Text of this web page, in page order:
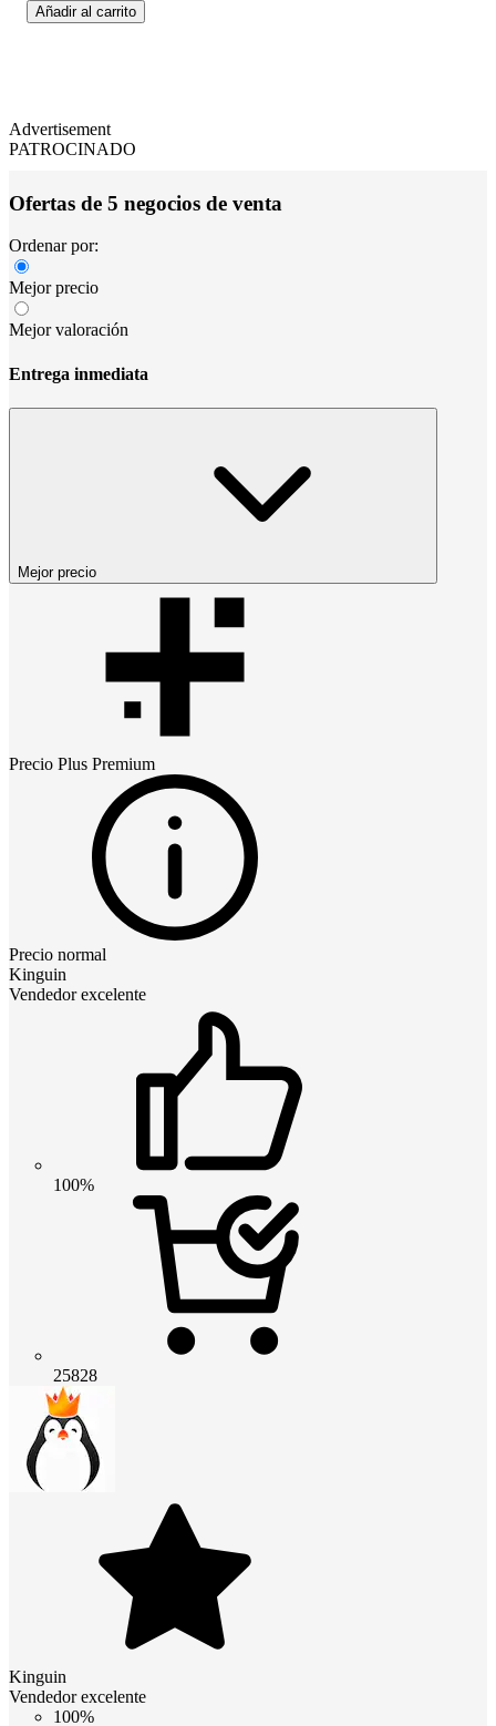
Añadir al carrito
Advertisement
PATROCINADO
Ofertas de 5 negocios de venta
Ordenar por:
Mejor precio
Mejor valoración
Entrega inmediata
Mejor precio
Precio Plus Premium
Precio normal
Kinguin
Vendedor excelente
100%
25828
Kinguin
Vendedor excelente
100%